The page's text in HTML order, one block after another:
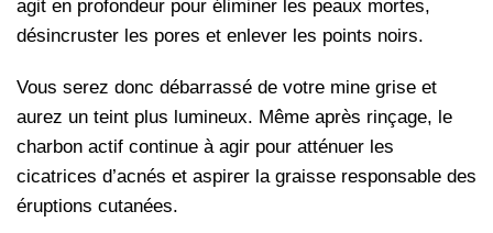
agit en profondeur pour éliminer les peaux mortes,
désincruster les pores et enlever les points noirs.
Vous serez donc débarrassé de votre mine grise et
aurez un teint plus lumineux. Même après rinçage, le
charbon actif continue à agir pour atténuer les
cicatrices d’acnés et aspirer la graisse responsable des
éruptions cutanées.